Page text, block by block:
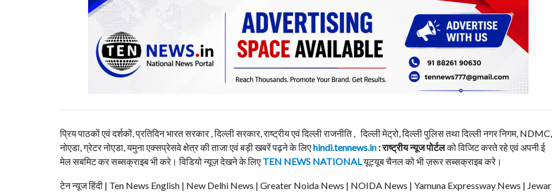
प्रिय पाठकों एवं दर्शकों, प्रतिदिन भारत सरकार , दिल्ली सरकार, राष्ट्रीय एवं दिल्ली राजनीति , दिल्ली मेट्रो, दिल्ली पुलिस तथा दिल्ली नगर निगम, NDMC,
नोएडा, ग्रेटर नोएडा, यमुना एक्सप्रेसवे क्षेत्र की ताजा एवं बड़ी खबरें पढ़ने के लिएhindi.tennews.in : राष्ट्रीय न्यूज पोर्टलको विजिट करते रहे एवं अपनी ई
मेल सबमिट कर सब्सक्राइब भी करे। विडियो न्यूज़ देखने के लिए TEN NEWS NATIONAL यूट्यूब चैनल को भी ज़रूर सब्सक्राइब करे।
टेन न्यूज हिंदी | Ten News English | New Delhi News | Greater Noida News | NOIDA News | Yamuna Expressway News | Jewar